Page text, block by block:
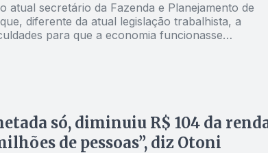
atual secretário da Fazenda e Planejamento de
diferente da atual legislação trabalhista, a
para que a economia funcionasse
só, diminuiu R$ 104 da
de pessoas”, diz Otoni